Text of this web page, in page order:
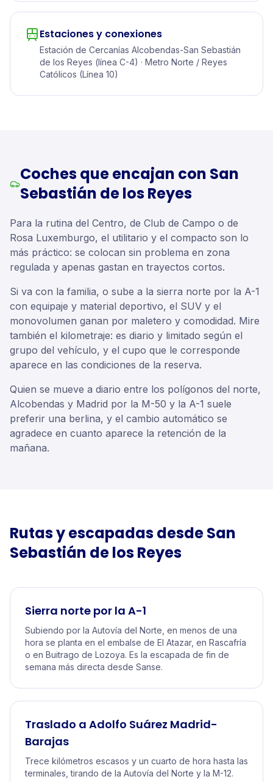
Estaciones y conexiones
Estación de Cercanías Alcobendas-San Sebastián
de los Reyes (línea C-4) · Metro Norte / Reyes
Católicos (Línea 10)
Coches que encajan con San
Sebastián de los Reyes
Para la rutina del Centro, de Club de Campo o de
Rosa Luxemburgo, el utilitario y el compacto son lo
más práctico: se colocan sin problema en zona
regulada y apenas gastan en trayectos cortos.
Si va con la familia, o sube a la sierra norte por la A-1
con equipaje y material deportivo, el SUV y el
monovolumen ganan por maletero y comodidad. Mire
también el kilometraje: es diario y limitado según el
grupo del vehículo, y el cupo que le corresponde
aparece en las condiciones de la reserva.
Quien se mueve a diario entre los polígonos del norte,
Alcobendas y Madrid por la M-50 y la A-1 suele
preferir una berlina, y el cambio automático se
agradece en cuanto aparece la retención de la
mañana.
Rutas y escapadas desdeSan
Sebastián de los Reyes
Sierra norte por la A-1
Subiendo por la Autovía del Norte, en menos de una
hora se planta en el embalse de El Atazar, en Rascafría
o en Buitrago de Lozoya. Es la escapada de fin de
semana más directa desde Sanse.
Traslado a Adolfo Suárez Madrid-
Barajas
Trece kilómetros escasos y un cuarto de hora hasta las
terminales, tirando de la Autovía del Norte y la M-12.